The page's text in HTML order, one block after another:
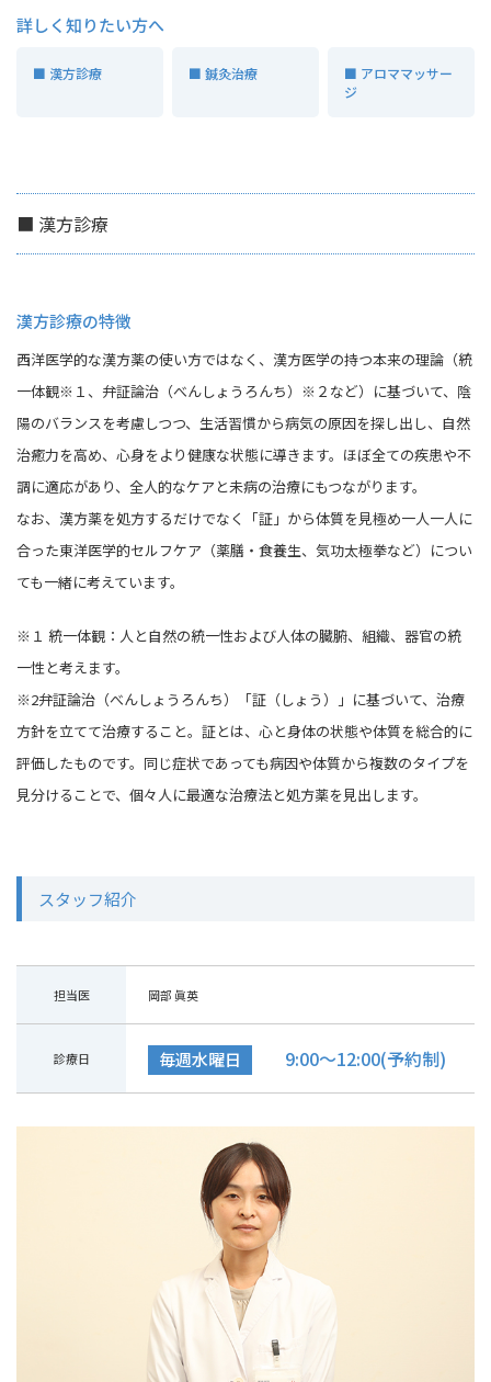
詳しく知りたい方へ
■ 漢方診療 ■ 鍼灸治療
■ アロママッサー
ジ
■ 漢方診療
漢方診療の特徴
西洋医学的な漢方薬の使い方ではなく、漢方医学の持つ本来の理論（統
一体観※１、弁証論治（べんしょうろんち）※２など）に基づいて、陰
陽のバランスを考慮しつつ、生活習慣から病気の原因を探し出し、自然
治癒力を高め、心身をより健康な状態に導きます。ほぼ全ての疾患や不
調に適応があり、全人的なケアと未病の治療にもつながります。
なお、漢方薬を処方するだけでなく「証」から体質を見極め一人一人に
合った東洋医学的セルフケア（薬膳・食養生、気功太極拳など）につい
ても一緒に考えています。
※１ 統一体観：人と自然の統一性および人体の臓腑、組織、器官の統
一性と考えます。
※2弁証論治（べんしょうろんち）「証（しょう）」に基づいて、治療
方針を立てて治療すること。証とは、心と身体の状態や体質を総合的に
評価したものです。同じ症状であっても病因や体質から複数のタイプを
見分けることで、個々人に最適な治療法と処方薬を見出します。
スタッフ紹介
担当医 岡部 眞英
診療日 毎週水曜日 9:00～12:00(予約制)